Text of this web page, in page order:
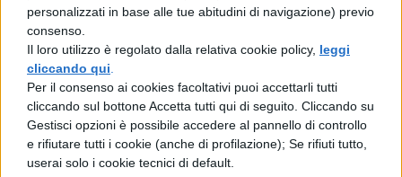
personalizzati in base alle tue abitudini di navigazione) previo
consenso.
Il loro utilizzo è regolato dalla relativa cookie policy, leggi
cliccando qui
Per il consenso ai cookies facoltativi puoi accettarli tutti
cliccando sul bottone Accetta tutti qui di seguito. Cliccando su
Gestisci opzioni è possibile accedere al pannello di controllo
e rifiutare tutti i cookie (anche di profilazione); Se rifiuti tutto,
userai solo i cookie tecnici di default.
cancellazione della produzione.
Per “coprire” il vuoto lasciato da Spiderman
4 nei programmi di uscita nelle sale, la
Walt Disney Pictureha deciso di
anticipare la distribuzione del quarto
capitolo dei Pirati dei Caraibial 20
maggio del 2011.